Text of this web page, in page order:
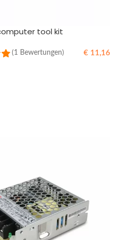
tool kit
(1 Bewertungen) € 11,16